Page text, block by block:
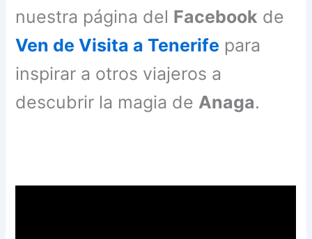
nuestra página del Facebook de
Ven de Visita a Tenerife para
inspirar a otros viajeros a
descubrir la magia de Anaga.